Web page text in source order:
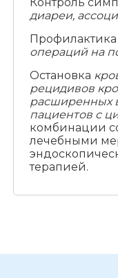
диареи,
Профилактика
операций на
Остановка
рецидивов
расширенных
пациентов с
комбинации
лечебными
терапией.